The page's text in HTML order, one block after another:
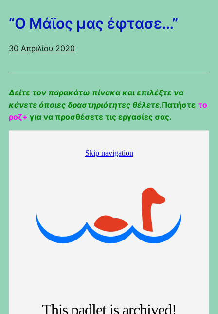
“Ο Μάϊος μας έφτασε…”
30 Απριλίου 2020
Δείτε τον παρακάτω πίνακα και επιλέξτε να
κάνετε όποιες δραστηριότητες θέλετε.Πατήστε το
ροζ+ για να προσθέσετε τις εργασίες σας.